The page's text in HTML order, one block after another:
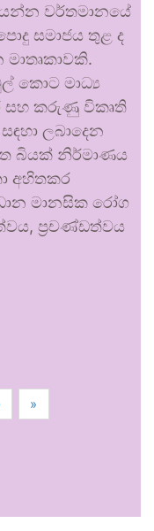
වර්තමානයේ
සමාජය තුළ ද
කොට මාධ්‍ය
සහ කරුණු විකෘති
ලබාදෙන
බියක් නිර්මාණය
අහිතකර
මානසික රෝග
ප්‍රචණ්ඩත්වය
»